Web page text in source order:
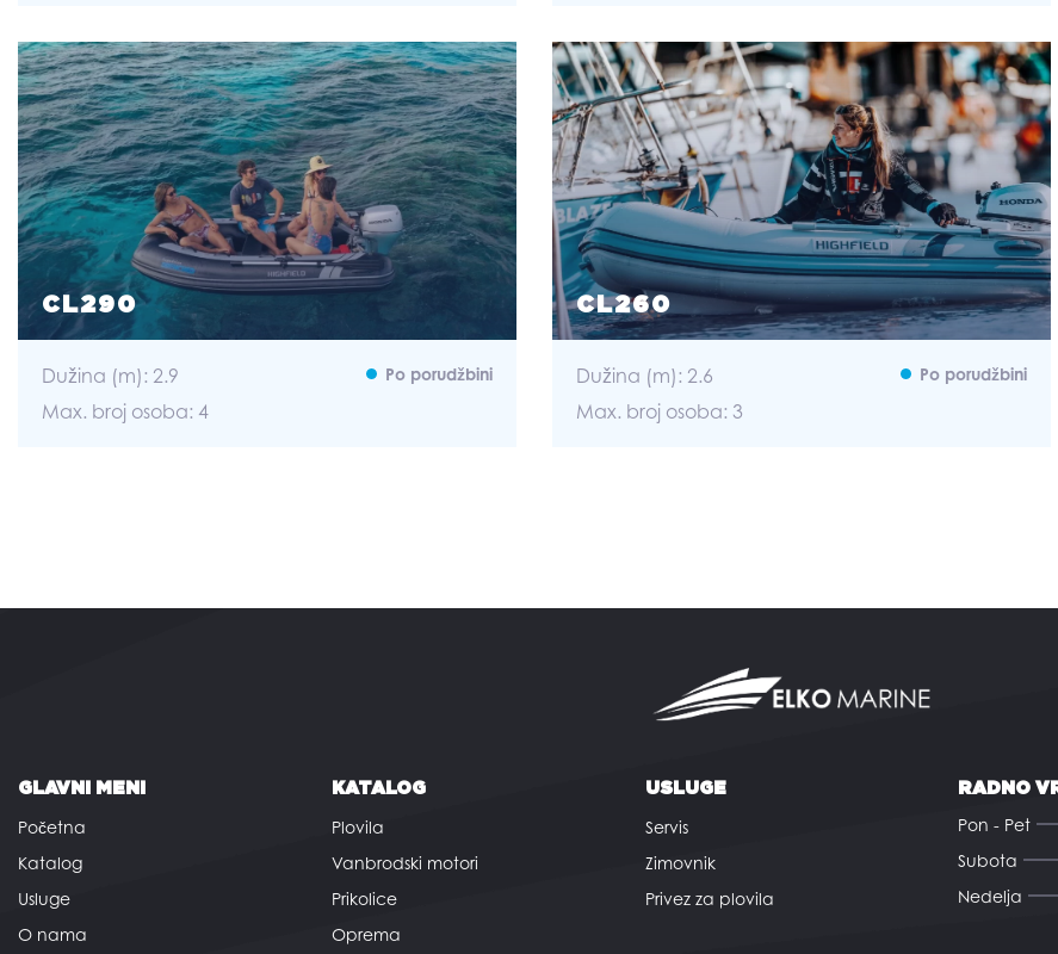
CL290
Dužina (m): 2.9
Max. broj osoba: 4
Po porudžbini
CL260
Dužina (m): 2.6
Max. broj osoba: 3
Po porudžbini
GLAVNI MENI
Početna
Katalog
Usluge
O nama
KATALOG
Plovila
Vanbrodski motori
Prikolice
Oprema
USLUGE
Servis
Zimovnik
Privez za plovila
RADNO
Pon - Pet
Subota
Nedelja